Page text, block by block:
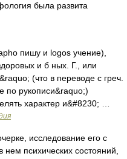
была развита
пишу и logos учение),
и б ных. Г., или
(что в переводе с греч.
по рукописи&raquo;)
характер и&#8230; …
исследование его с
психических состояний,